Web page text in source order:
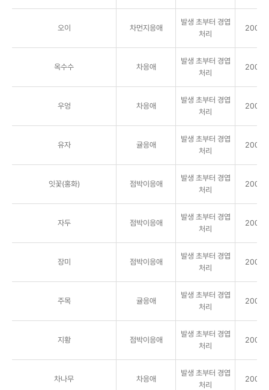
오이 차먼지응애
발생 초부터 경엽
처리
2000
옥수수 차응애
발생 초부터 경엽
처리
2000
우엉 차응애
발생 초부터 경엽
처리
2000
유자 귤응애
발생 초부터 경엽
처리
2000
잇꽃(홍화) 점박이응애
발생 초부터 경엽
처리
2000
자두 점박이응애
발생 초부터 경엽
처리
2000
장미 점박이응애
발생 초부터 경엽
처리
2000
주목 귤응애
발생 초부터 경엽
처리
2000
지황 점박이응애
발생 초부터 경엽
처리
2000
차나무 차응애
발생 초부터 경엽
처리
2000